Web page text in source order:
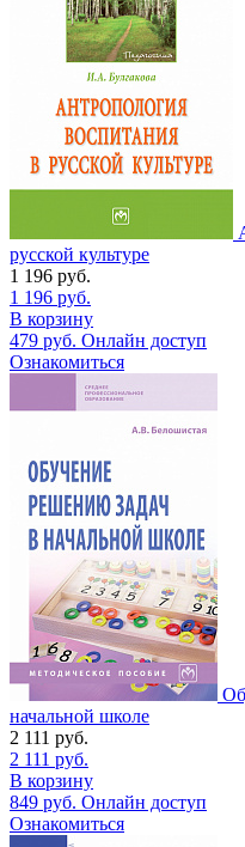
русской культуре
1 196 руб.
1 196 руб.
В корзину
479 руб. Онлайн доступ
Ознакомиться
начальной школе
2 111 руб.
2 111 руб.
В корзину
849 руб. Онлайн доступ
Ознакомиться